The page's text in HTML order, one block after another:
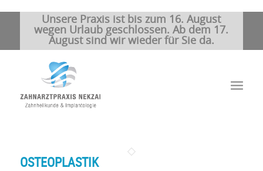
Unsere Praxis ist bis zum 16. August
wegen Urlaub geschlossen. Ab dem 17.
August sind wir wieder für Sie da.
OSTEOPLASTIK